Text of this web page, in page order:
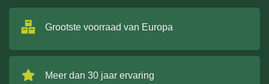
Grootste voorraad van Europa
Meer dan 30 jaar ervaring